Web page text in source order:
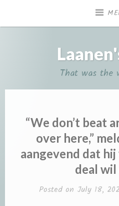
That was the
“We don’t beat
over here,”
aangevend dat
deal wil
Posted on July 18,